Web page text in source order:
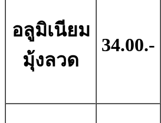
อลูมิเนียม
มุ้งลวด
34.00.-